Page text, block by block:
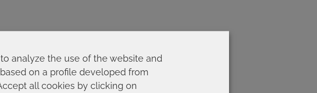
analyze the use of the website and
on a profile developed from
all cookies by clicking on